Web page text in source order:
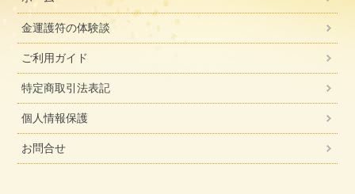
金運護符の体験談
ご利用ガイド
特定商取引法表記
個人情報保護
お問合せ